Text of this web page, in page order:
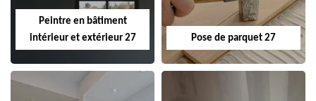
Peintre en bâtiment
intérieur et extérieur 27
Pose de parquet 27